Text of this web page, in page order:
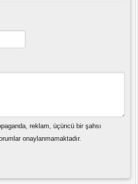
reklam, üçüncü bir şahsı
onaylanmamaktadır.